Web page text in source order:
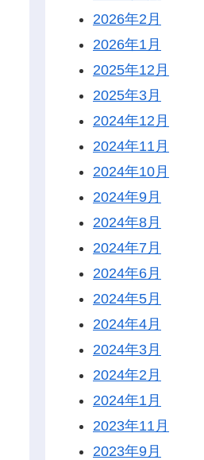
2026年2月
2026年1月
2025年12月
2025年3月
2024年12月
2024年11月
2024年10月
2024年9月
2024年8月
2024年7月
2024年6月
2024年5月
2024年4月
2024年3月
2024年2月
2024年1月
2023年11月
2023年9月